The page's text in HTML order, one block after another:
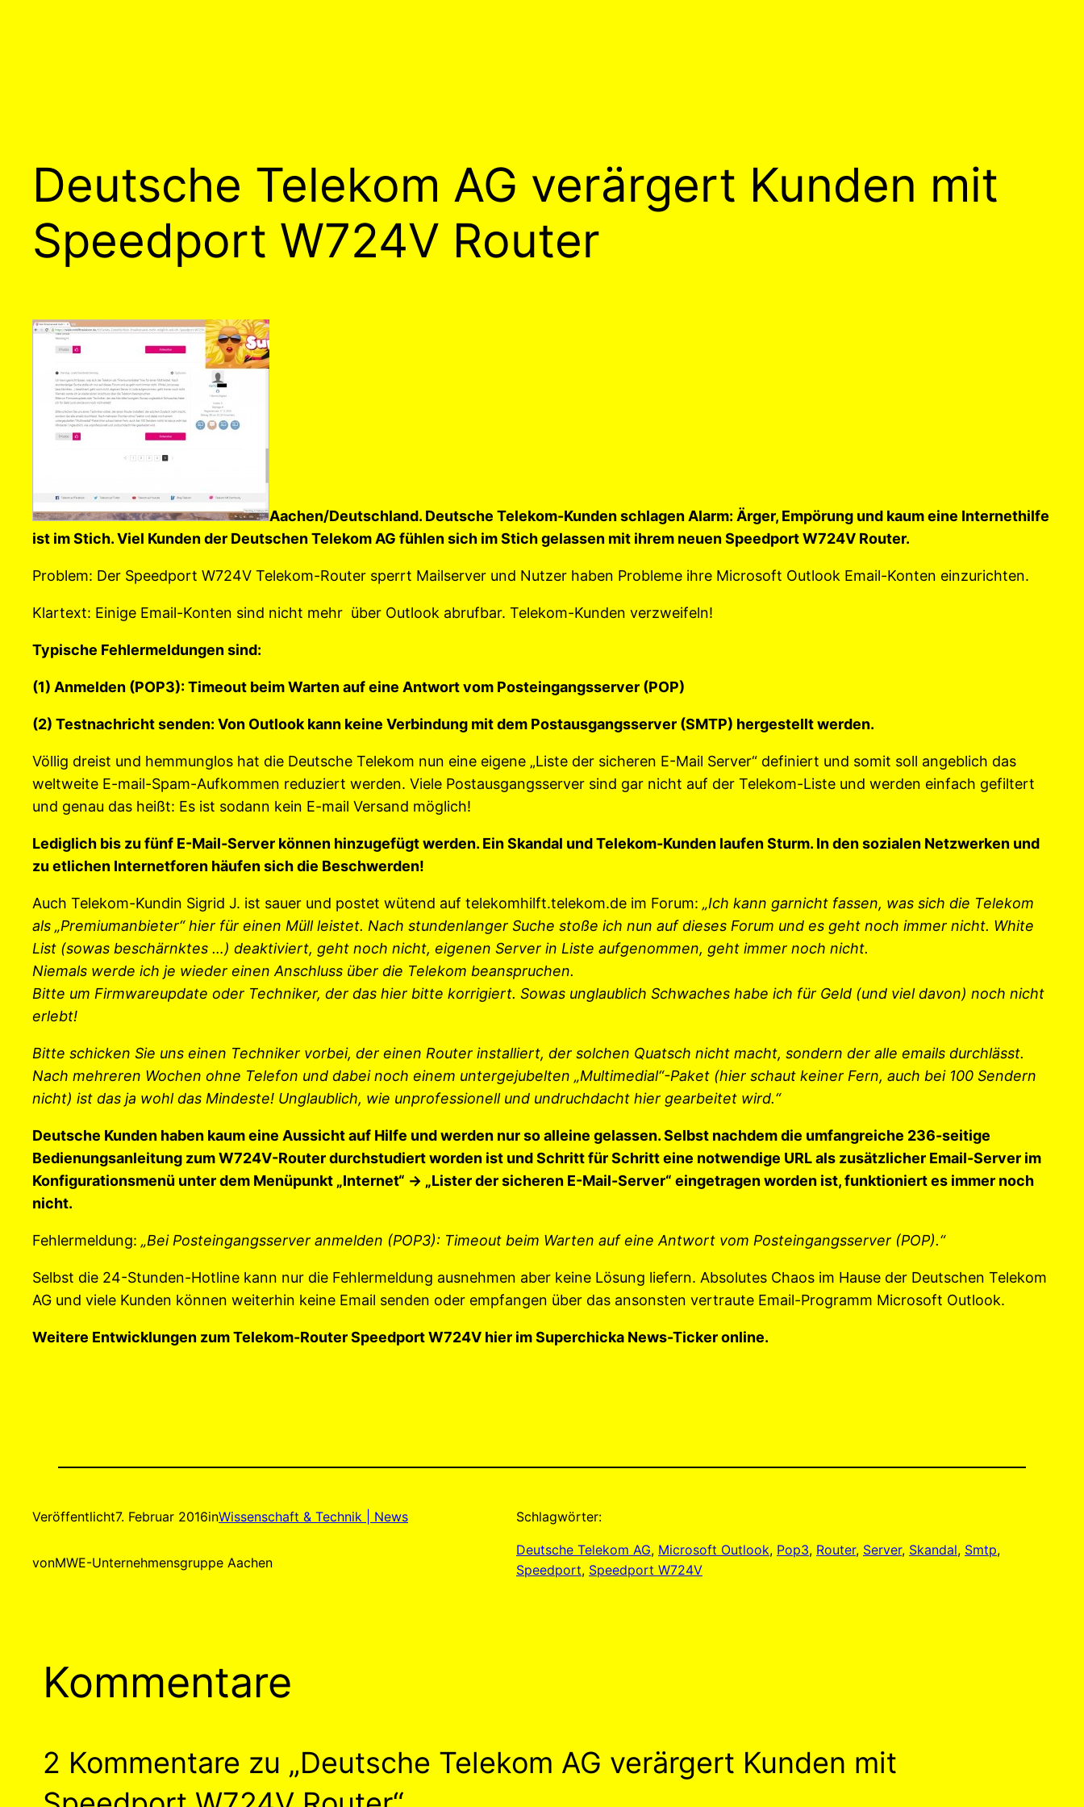
Deutsche Telekom AG verärgert Kunden mit
Speedport W724V Router
Aachen/Deutschland. Deutsche Telekom-Kunden schlagen Alarm: Ärger, Empörung und kaum eine Internethilfe
ist im Stich. Viel Kunden der Deutschen Telekom AG fühlen sich im Stich gelassen mit ihrem neuen Speedport W724V Router.
Problem: Der Speedport W724V Telekom-Router sperrt Mailserver und Nutzer haben Probleme ihre Microsoft Outlook Email-Konten einzurichten.
Klartext: Einige Email-Konten sind nicht mehr über Outlook abrufbar. Telekom-Kunden verzweifeln!
Typische Fehlermeldungen sind:
(1) Anmelden (POP3): Timeout beim Warten auf eine Antwort vom Posteingangsserver (POP)
(2) Testnachricht senden: Von Outlook kann keine Verbindung mit dem Postausgangsserver (SMTP) hergestellt werden.
Völlig dreist und hemmunglos hat die Deutsche Telekom nun eine eigene „Liste der sicheren E-Mail Server“ definiert und somit soll angeblich das
weltweite E-mail-Spam-Aufkommen reduziert werden. Viele Postausgangsserver sind gar nicht auf der Telekom-Liste und werden einfach gefiltert
und genau das heißt: Es ist sodann kein E-mail Versand möglich!
Lediglich bis zu fünf E-Mail-Server können hinzugefügt werden. Ein Skandal und Telekom-Kunden laufen Sturm. In den sozialen Netzwerken und
zu etlichen Internetforen häufen sich die Beschwerden!
Auch Telekom-Kundin Sigrid J. ist sauer und postet wütend auf telekomhilft.telekom.de im Forum: „Ich kann garnicht fassen, was sich die Telekom
als „Premiumanbieter“ hier für einen Müll leistet. Nach stundenlanger Suche stoße ich nun auf dieses Forum und es geht noch immer nicht. White
List (sowas beschärnktes …) deaktiviert, geht noch nicht, eigenen Server in Liste aufgenommen, geht immer noch nicht.
Niemals werde ich je wieder einen Anschluss über die Telekom beanspruchen.
Bitte um Firmwareupdate oder Techniker, der das hier bitte korrigiert. Sowas unglaublich Schwaches habe ich für Geld (und viel davon) noch nicht
erlebt!
Bitte schicken Sie uns einen Techniker vorbei, der einen Router installiert, der solchen Quatsch nicht macht, sondern der alle emails durchlässt.
Nach mehreren Wochen ohne Telefon und dabei noch einem untergejubelten „Multimedial“-Paket (hier schaut keiner Fern, auch bei 100 Sendern
nicht) ist das ja wohl das Mindeste! Unglaublich, wie unprofessionell und undruchdacht hier gearbeitet wird.“
Deutsche Kunden haben kaum eine Aussicht auf Hilfe und werden nur so alleine gelassen. Selbst nachdem die umfangreiche 236-seitige
Bedienungsanleitung zum W724V-Router durchstudiert worden ist und Schritt für Schritt eine notwendige URL als zusätzlicher Email-Server im
Konfigurationsmenü unter dem Menüpunkt „Internet“ -> „Lister der sicheren E-Mail-Server“ eingetragen worden ist, funktioniert es immer noch
nicht.
Fehlermeldung: „Bei Posteingangsserver anmelden (POP3): Timeout beim Warten auf eine Antwort vom Posteingangsserver (POP).“
Selbst die 24-Stunden-Hotline kann nur die Fehlermeldung ausnehmen aber keine Lösung liefern. Absolutes Chaos im Hause der Deutschen Telekom
AG und viele Kunden können weiterhin keine Email senden oder empfangen über das ansonsten vertraute Email-Programm Microsoft Outlook.
Weitere Entwicklungen zum Telekom-Router Speedport W724V hier im Superchicka News-Ticker online.
Veröffentlicht7. Februar 2016inWissenschaft & Technik | News
vonMWE-Unternehmensgruppe Aachen
Schlagwörter:
Deutsche Telekom AG, Microsoft Outlook, Pop3, Router, Server, Skandal, Smtp
Speedport, Speedport W724V
Kommentare
2 Kommentare zu „Deutsche Telekom AG verärgert Kunden mit